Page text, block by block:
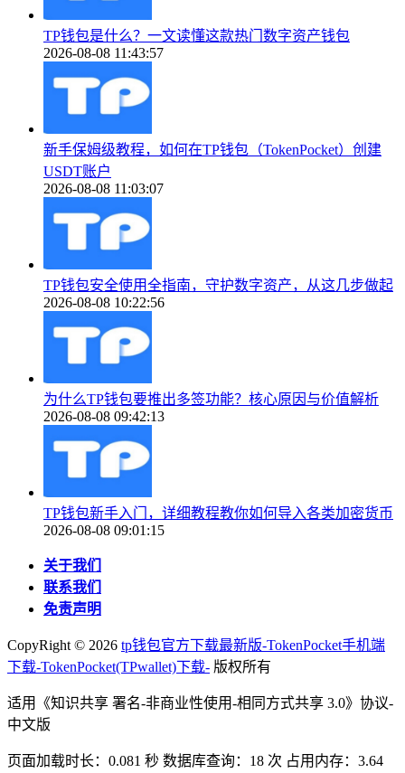
TP钱包是什么？一文读懂这款热门数字资产钱包
2026-08-08 11:43:57
新手保姆级教程，如何在TP钱包（TokenPocket）创建
USDT账户
2026-08-08 11:03:07
TP钱包安全使用全指南，守护数字资产，从这几步做起
2026-08-08 10:22:56
为什么TP钱包要推出多签功能？核心原因与价值解析
2026-08-08 09:42:13
TP钱包新手入门，详细教程教你如何导入各类加密货币
2026-08-08 09:01:15
关于我们
联系我们
免责声明
CopyRight © 2026 tp钱包官方下载最新版-TokenPocket手机端
下载-TokenPocket(TPwallet)下载- 版权所有
适用《知识共享 署名-非商业性使用-相同方式共享 3.0》协议-
中文版
页面加载时长：0.081 秒 数据库查询：18 次 占用内存：3.64